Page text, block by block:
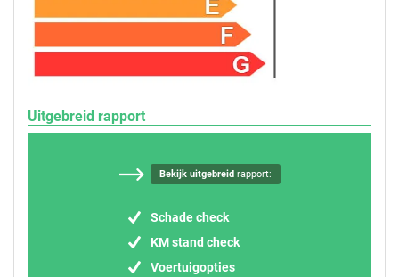
Uitgebreid rapport
Bekijk uitgebreidrapport:
Schade check
KM stand check
Voertuigopties